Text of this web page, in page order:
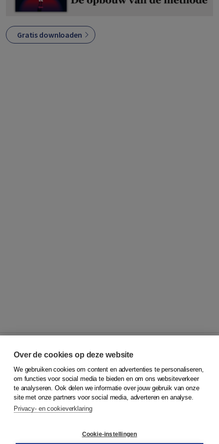
Gratis downloaden
© 2026Koninklijke Boom uitgevers
Klantenservice
Service & informatie
Contact
Over de cookies op deze website
We gebruiken cookies om content en advertenties te personaliseren,
om functies voor social media te bieden en om ons websiteverkeer
te analyseren. Ook delen we informatie over jouw gebruik van onze
site met onze partners voor social media, adverteren en analyse.
Privacy- en cookieverklaring
Cookie-instellingen